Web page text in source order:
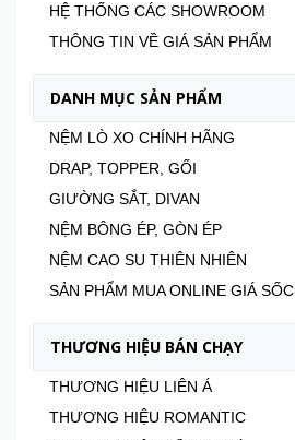
HỆ THỐNG CÁC SHOWROOM
THÔNG TIN VỀ GIÁ SẢN PHẨM
DANH MỤC SẢN PHẨM
NỆM LÒ XO CHÍNH HÃNG
DRAP, TOPPER, GỐI
GIƯỜNG SẮT, DIVAN
NỆM BÔNG ÉP, GÒN ÉP
NỆM CAO SU THIÊN NHIÊN
SẢN PHẨM MUA ONLINE GIÁ SỐC
THƯƠNG HIỆU BÁN CHẠY
THƯƠNG HIỆU LIÊN Á
THƯƠNG HIỆU ROMANTIC